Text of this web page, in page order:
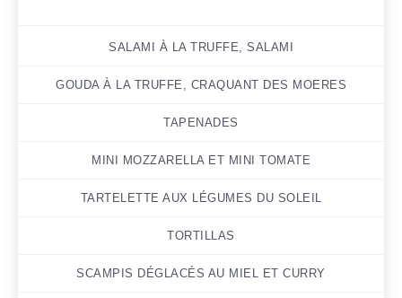
SALAMI À LA TRUFFE, SALAMI
GOUDA À LA TRUFFE, CRAQUANT DES MOERES
TAPENADES
MINI MOZZARELLA ET MINI TOMATE
TARTELETTE AUX LÉGUMES DU SOLEIL
TORTILLAS
SCAMPIS DÉGLACÉS AU MIEL ET CURRY